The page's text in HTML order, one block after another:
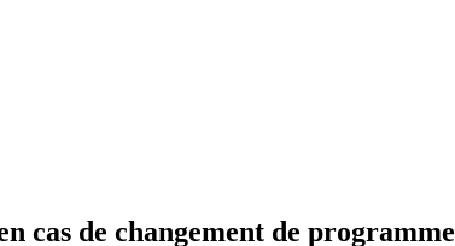
cas de changement de programme